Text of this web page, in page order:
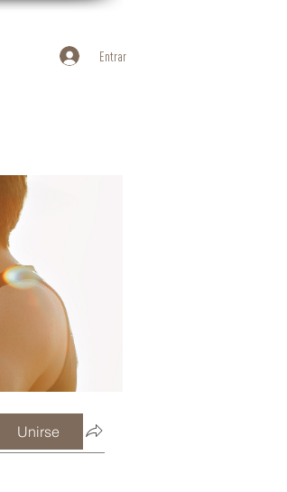
Entrar
Unirse